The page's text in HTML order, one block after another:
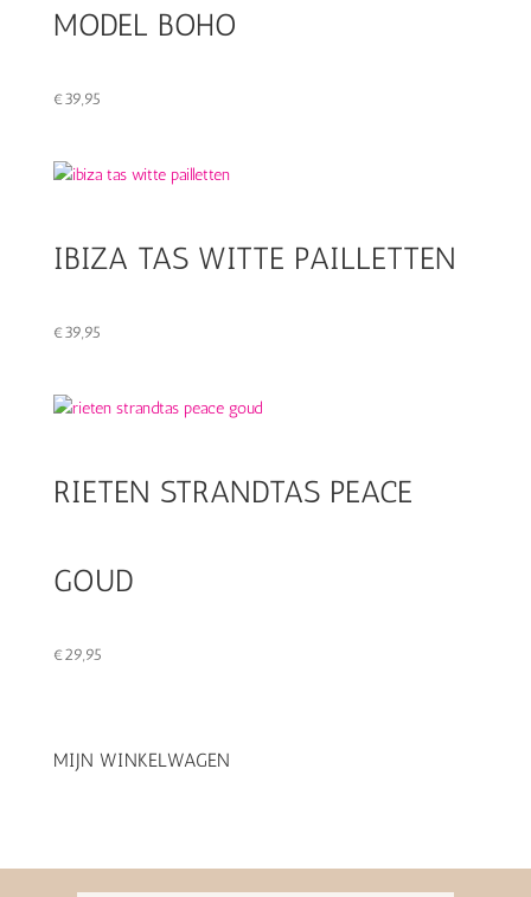
MODEL BOHO
€39,95
IBIZA TAS WITTE PAILLETTEN
€39,95
RIETEN STRANDTAS PEACE
GOUD
€29,95
MIJN WINKELWAGEN